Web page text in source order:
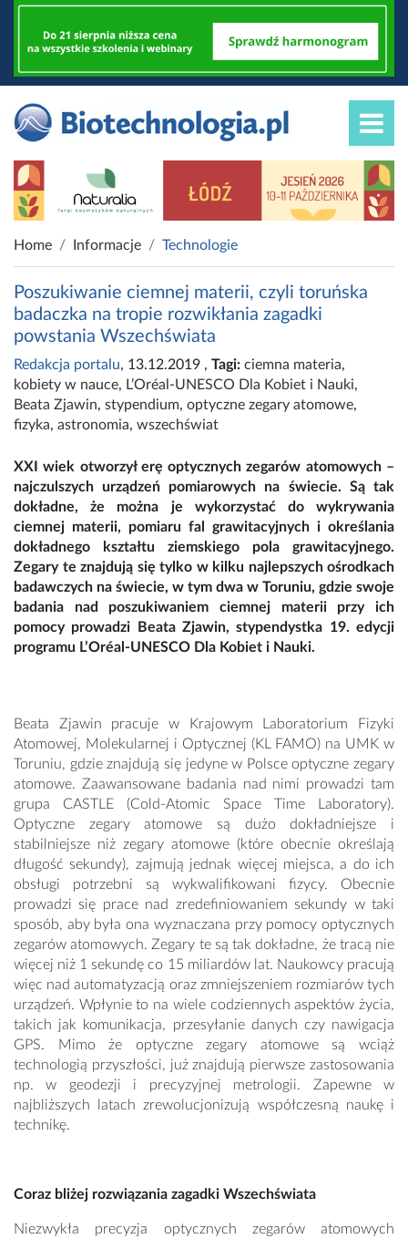
Home Informacje Technologie
Poszukiwanie ciemnej materii, czyli toruńska
badaczka na tropie rozwikłania zagadki
powstania Wszechświata
Redakcja portalu, 13.12.2019 , Tagi: ciemna materia,
kobiety w nauce, L’Oréal-UNESCO Dla Kobiet i Nauki,
Beata Zjawin, stypendium, optyczne zegary atomowe,
fizyka, astronomia, wszechświat
XXI wiek otworzył erę optycznych zegarów atomowych –
najczulszych urządzeń pomiarowych na świecie. Są tak
dokładne, że można je wykorzystać do wykrywania
ciemnej materii, pomiaru fal grawitacyjnych i określania
dokładnego kształtu ziemskiego pola grawitacyjnego.
Zegary te znajdują się tylko w kilku najlepszych ośrodkach
badawczych na świecie, w tym dwa w Toruniu, gdzie swoje
badania nad poszukiwaniem ciemnej materii przy ich
pomocy prowadzi Beata Zjawin, stypendystka 19. edycji
programu L’Oréal-UNESCO Dla Kobiet i Nauki.
Beata Zjawin pracuje w Krajowym Laboratorium Fizyki
Atomowej, Molekularnej i Optycznej (KL FAMO) na UMK w
Toruniu, gdzie znajdują się jedyne w Polsce optyczne zegary
atomowe. Zaawansowane badania nad nimi prowadzi tam
grupa CASTLE (Cold-Atomic Space Time Laboratory).
Optyczne zegary atomowe są dużo dokładniejsze i
stabilniejsze niż zegary atomowe (które obecnie określają
długość sekundy), zajmują jednak więcej miejsca, a do ich
obsługi potrzebni są wykwalifikowani fizycy. Obecnie
prowadzi się prace nad zredefiniowaniem sekundy w taki
sposób, aby była ona wyznaczana przy pomocy optycznych
zegarów atomowych. Zegary te są tak dokładne, że tracą nie
więcej niż 1 sekundę co 15 miliardów lat. Naukowcy pracują
więc nad automatyzacją oraz zmniejszeniem rozmiarów tych
urządzeń. Wpłynie to na wiele codziennych aspektów życia,
takich jak komunikacja, przesyłanie danych czy nawigacja
GPS. Mimo że optyczne zegary atomowe są wciąż
technologią przyszłości, już znajdują pierwsze zastosowania
np. w geodezji i precyzyjnej metrologii. Zapewne w
najbliższych latach zrewolucjonizują współczesną naukę i
technikę.
Coraz bliżej rozwiązania zagadki Wszechświata
Niezwykła precyzja optycznych zegarów atomowych